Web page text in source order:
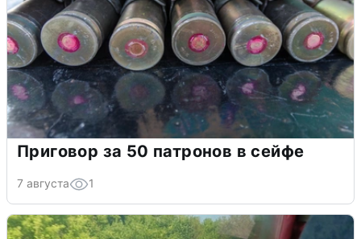
Приговор за 50 патронов в сейфе
7 августа 1